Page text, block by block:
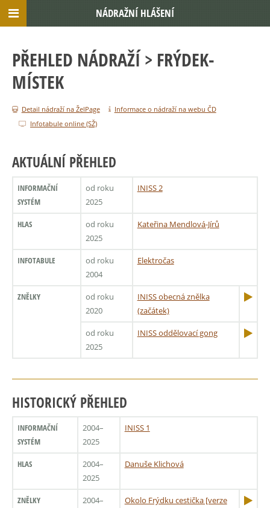
PŘEHLED NÁDRAŽÍ > FRÝDEK-
MÍSTEK
Detail nádraží na ŽelPage
Informace o nádraží na webu ČD
Infotabule online (SŽ)
AKTUÁLNÍ PŘEHLED
INFORMAČNÍ
SYSTÉM
od roku
2025
INISS 2
HLAS
od roku
2025
Kateřina Mendlová-Jírů
INFOTABULE
od roku
2004
Elektročas
ZNĚLKY
od roku
2020
INISS obecná znělka
(začátek)
od roku
2025
INISS oddělovací gong
HISTORICKÝ PŘEHLED
INFORMAČNÍ
SYSTÉM
2004–
2025
INISS 1
HLAS
2004–
2025
Danuše Klichová
ZNĚLKY
2004–
Okolo Frýdku cestička [verze
NÁDRAŽNÍ HLÁŠENÍ